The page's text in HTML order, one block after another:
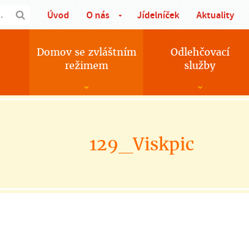
Úvod O nás Jídelníček Aktuality
Domov se zvláštním
režimem
Odlehčovací
služby
129_Viskpic